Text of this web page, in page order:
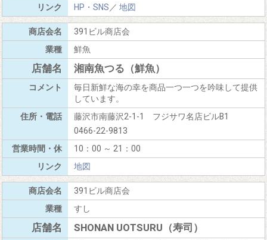
HP・SNS／ 地図
391ビル商店会
鮮魚
湘南魚つる（鮮魚）
毎日新鮮な海の幸を商品一つ一つを吟味して提供
しています。
藤沢市南藤沢2-1-1 フジサワ名店ビルB1
0466-22-9813
10：00 ～ 21：00
地図
391ビル商店会
すし
SHONAN UOTSURU（寿司）